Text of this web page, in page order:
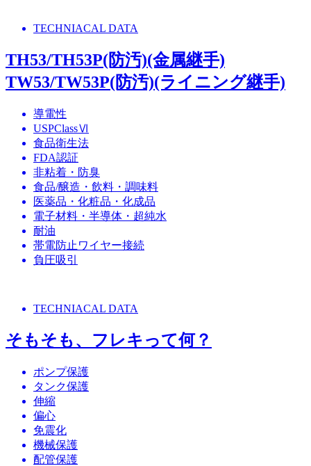
TECHNIACAL DATA
TH53/TH53P(防汚)(金属継手)
TW53/TW53P(防汚)(ライニング継手)
導電性
USPClassⅥ
食品衛生法
FDA認証
非粘着・防臭
食品/醸造・飲料・調味料
医薬品・化粧品・化成品
電子材料・半導体・超純水
耐油
帯電防止ワイヤー接続
負圧吸引
TECHNIACAL DATA
そもそも、フレキって何？
ポンプ保護
タンク保護
伸縮
偏心
免震化
機械保護
配管保護